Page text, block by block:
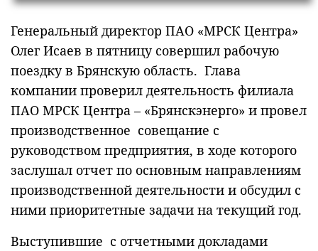
Генеральный директор ПАО «МРСК Центра»
Олег Исаев в пятницу совершил рабочую
поездку в Брянскую область. Глава
компании проверил деятельность филиала
ПАО МРСК Центра – «Брянскэнерго» и провел
производственное совещание с
руководством предприятия, в ходе которого
заслушал отчет по основным направлениям
производственной деятельности и обсудил с
ними приоритетные задачи на текущий год.
Выступившие с отчетными докладами